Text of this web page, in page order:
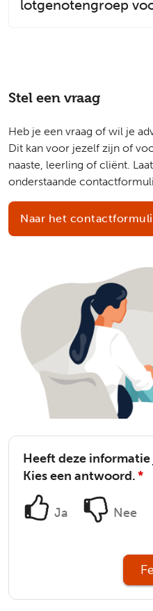
lotgenotengroep
Stel een vraag
Heb je een vraag of wil je
Dit kan voor jezelf zijn of
naaste, leerling of cliënt.
onderstaande
Naar het
Heeft deze informatie
Kies een antwoord.*
Ja Nee